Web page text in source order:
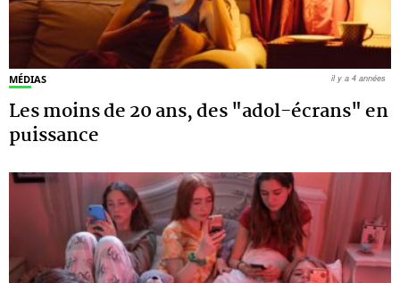
MÉDIAS
Les moins de 20 ans, des "adol-écrans" en
puissance
il y a 4 années